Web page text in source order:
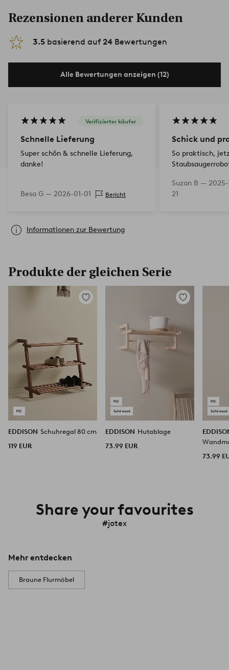
Rezensionen anderer Kunden
3.5 basierend auf 24 Bewertungen
Alle Bewertungen anzeigen (12)
Verifizierter käufer
Schnelle Lieferung
Super schön & schnelle Lieferung,
danke!
Besa G — 2026-01-01 Bericht
Schick und
So praktisch,
reinigen.
Suzan B —
21
Informationen zur Bewertung
Produkte der gleichen Serie
Zu
EDDISON Schuhregal 80 cm
119 EUR
Zu
EDDISON Hutablage
73.99 EUR
73.99
Share your favourites
#jotex
Mehr entdecken
Braune Flurmöbel